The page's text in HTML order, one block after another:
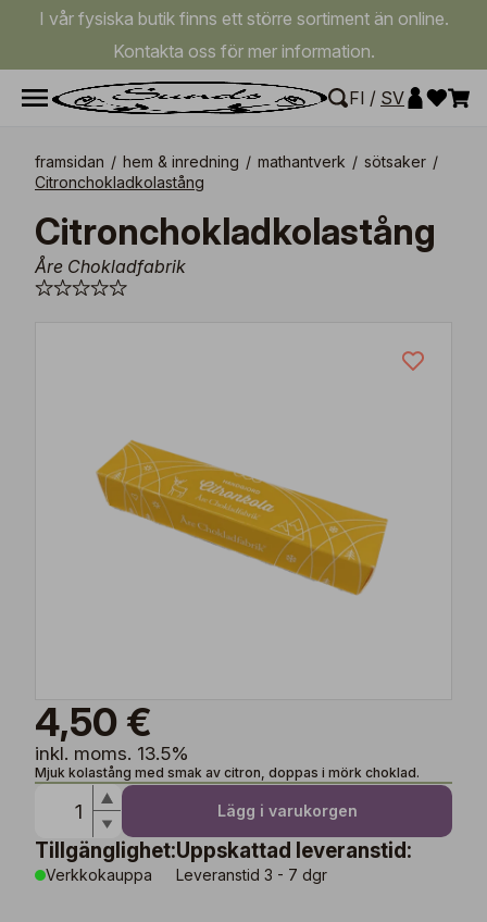
I vår fysiska butik finns ett större sortiment än online.
Kontakta oss för mer information.
FI / SV
framsidan / hem & inredning / mathantverk / sötsaker /
Citronchokladkolastång
Citronchokladkolastång
Åre Chokladfabrik
4,50 €
inkl. moms. 13.5%
Mjuk kolastång med smak av citron, doppas i mörk choklad.
Lägg i varukorgen
Tillgänglighet:
Verkkokauppa
Uppskattad leveranstid:
Leveranstid 3 - 7 dgr